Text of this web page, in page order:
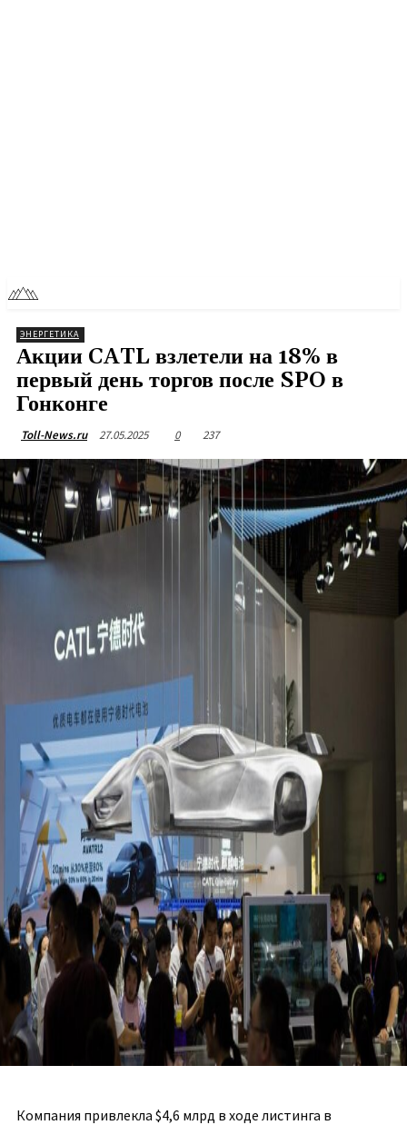
ЭНЕРГЕТИКА
Акции CATL взлетели на 18% в
первый день торгов после SPO в
Гонконге
Toll-News.ru 27.05.2025 0 237
Компания привлекла $4,6 млрд в ходе листинга в